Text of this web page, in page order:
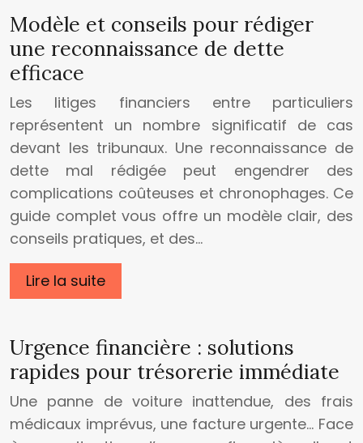
Modèle et conseils pour rédiger
une reconnaissance de dette
efficace
Les litiges financiers entre particuliers
représentent un nombre significatif de cas
devant les tribunaux. Une reconnaissance de
dette mal rédigée peut engendrer des
complications coûteuses et chronophages. Ce
guide complet vous offre un modèle clair, des
conseils pratiques, et des…
Lire la suite
Urgence financière : solutions
rapides pour trésorerie immédiate
Une panne de voiture inattendue, des frais
médicaux imprévus, une facture urgente… Face